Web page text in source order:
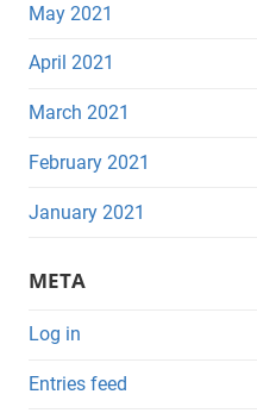
May 2021
April 2021
March 2021
February 2021
January 2021
META
Log in
Entries feed